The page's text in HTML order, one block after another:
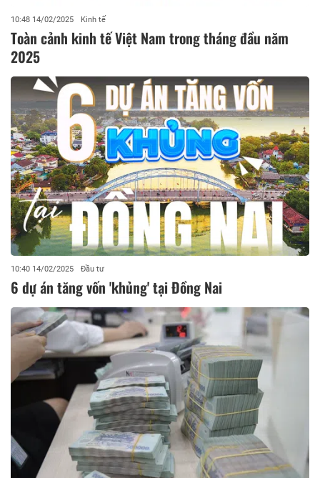
10:48 14/02/2025 Kinh tế
Toàn cảnh kinh tế Việt Nam trong tháng đầu năm
2025
10:40 14/02/2025 Đầu tư
6 dự án tăng vốn 'khủng' tại Đồng Nai